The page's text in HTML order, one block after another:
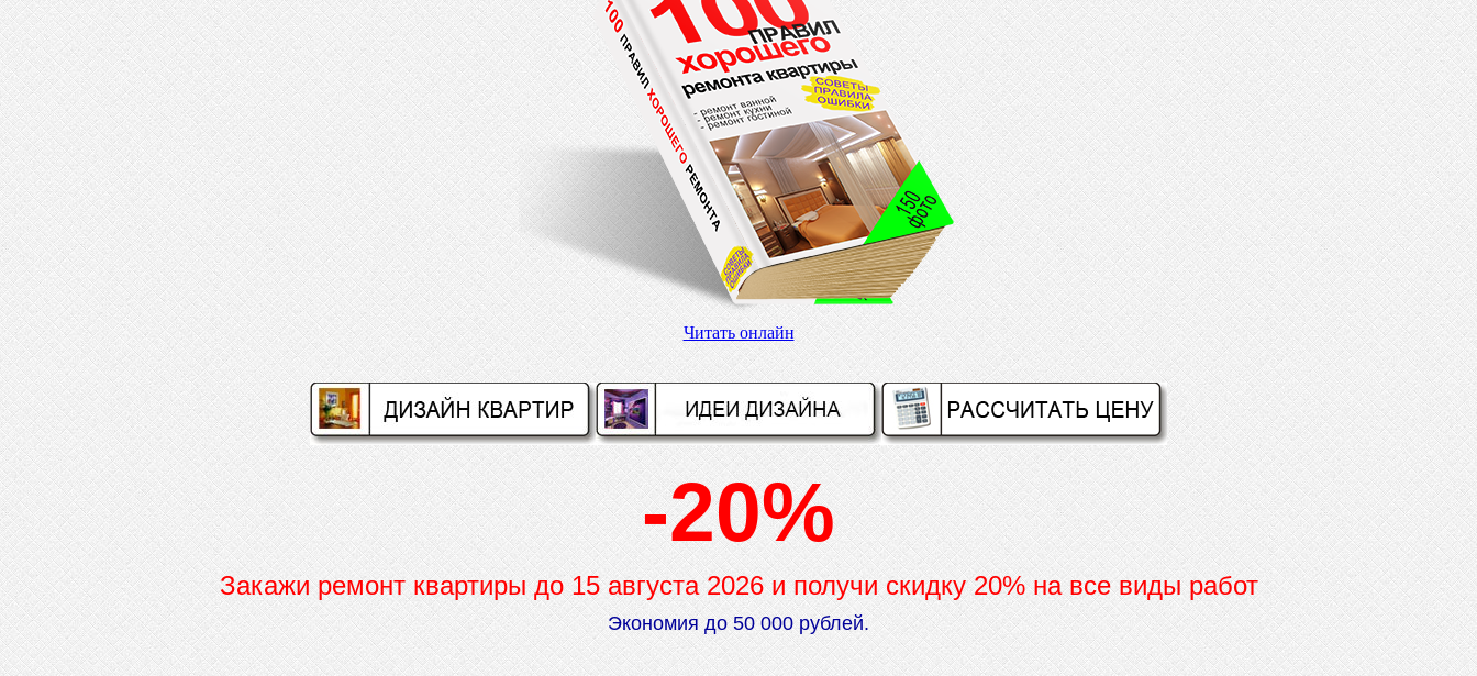
Читать онлайн
-20%
Закажи ремонт квартиры до15 августа 2026 и получи скидку 20% на все виды работ
Экономия до 50 000 рублей.